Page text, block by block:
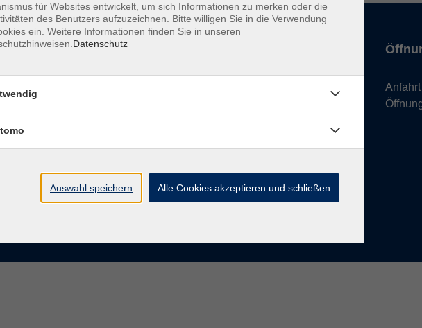
Kontaktformular
Anfahrt
für Websites entwickelt, um sich Informationen zu merken oder die
des Benutzers aufzuzeichnen. Bitte willigen Sie in die Verwendung
ein. Weitere Informationen finden Sie in unseren
Datenschutz
Auswahl speichern Alle Cookies akzeptieren und schließen